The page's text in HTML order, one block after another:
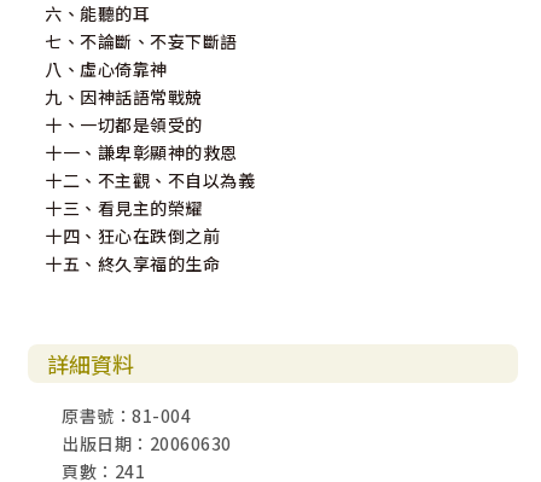
六、能聽的耳
七、不論斷、不妄下斷語
八、虛心倚靠神
九、因神話語常戰兢
十、一切都是領受的
十一、謙卑彰顯神的救恩
十二、不主觀、不自以為義
十三、看見主的榮耀
十四、狂心在跌倒之前
十五、終久享福的生命
詳細資料
原書號：81-004
出版日期：20060630
頁數：241